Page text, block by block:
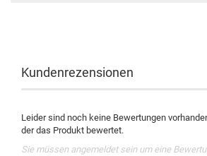
Kundenrezensionen
Leider sind noch keine Bewertungen
der das Produkt bewertet.
Sie müssen angemeldet sein um eine